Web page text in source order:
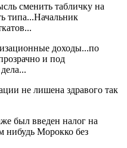
сменить табличку на
типа...Начальник
доходы...по
и под
не лишена здравого так
был введен налог на
нибудь Морокко без